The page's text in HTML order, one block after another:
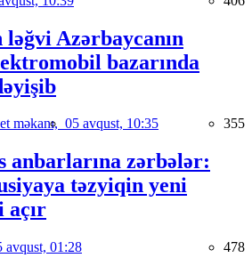
Azərbaycanın
bazarında
məkanı, 05 avqust, 10:35 355
anbarlarına zərbələr:
təzyiqin yeni
açır
avqust, 01:28 478